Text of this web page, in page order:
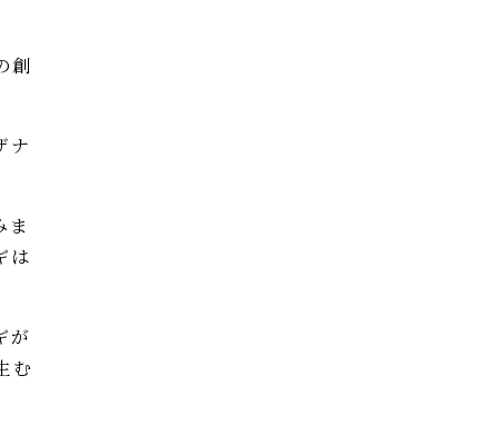
創
ナ
ま
は
が
む